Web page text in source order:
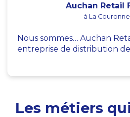
Auchan Retail
à La Couronne
Nous sommes… Auchan
entreprise de distribution
Les métiers